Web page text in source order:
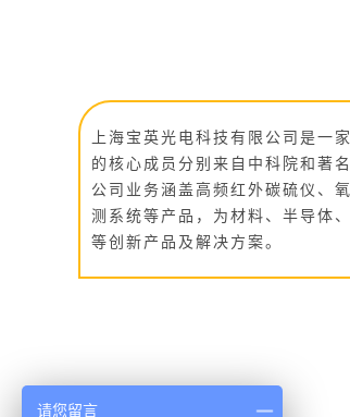
上海宝英光电科技有限公司是一
的核心成员分别来自中科院和著名
公司业务涵盖高频红外碳硫仪、
测系统等产品，为材料、半导体
等创新产品及解决方案。
请您留言